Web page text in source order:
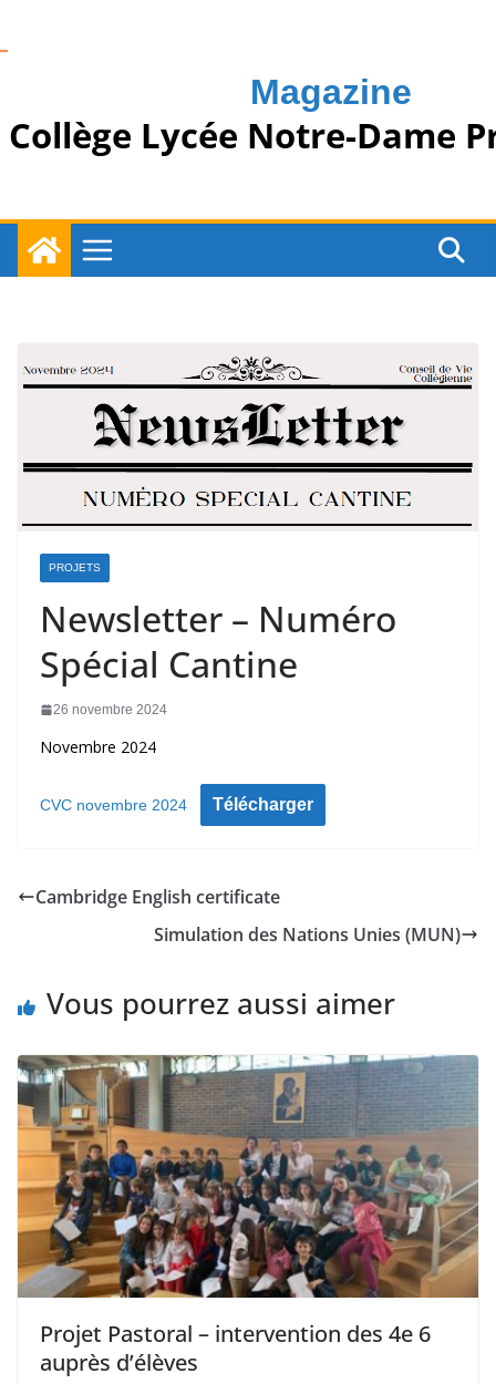
Magazine
Collège Lycée Notre-Dame
PROJETS
Newsletter – Numéro
Spécial Cantine
26 novembre 2024
Novembre 2024
CVC novembre 2024 Télécharger
Cambridge English certificate
Simulation des Nations Unies (MUN)
Vous pourrez aussi aimer
Projet Pastoral – intervention des 4e 6
auprès d’élèves